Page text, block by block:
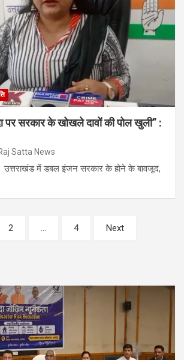
पर सरकार के खोखले दावों की पोल खुली” :
Satta News
उत्तराखंड में डबल इंजन सरकार के होने के बावजूद,
2 … 4 Next